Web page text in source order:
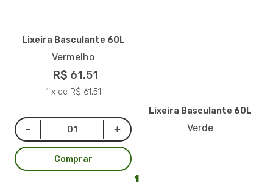
Lixeira Basculante 60L
Vermelho
R$ 61,51
1 x de R$ 61,51
Comprar
Lixeira Basculante 60L
Verde
1